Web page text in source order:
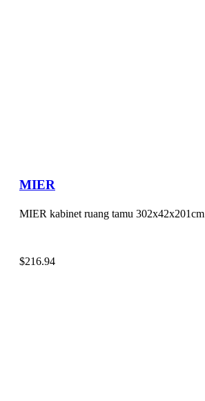
MIER
MIER kabinet ruang tamu 302x42x201cm
$216.94